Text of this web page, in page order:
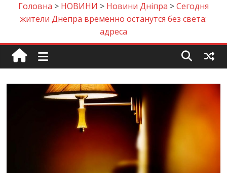
Головна > НОВИНИ > Новини Дніпра >Сегодня
жители Днепра временно останутся без света:
адреса